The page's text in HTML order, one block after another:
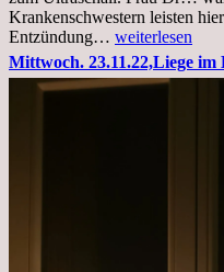
Krankenschwestern leisten
Entzündung… Freitag,
25.11.2022
Kleines
weiterlesen
Mittwoch. 23.11.22,Liege